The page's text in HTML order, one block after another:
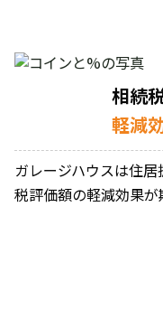
相続
軽減
ガレージハウスは住
税評価額の軽減効果が